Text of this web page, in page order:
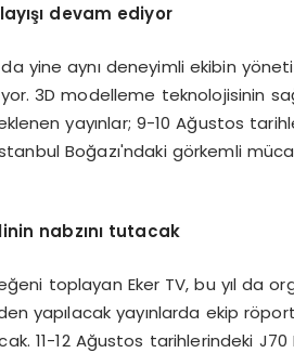
devam ediyor
yine aynı deneyimli ekibin
3D modelleme teknolojisinin
yayınlar; 9-10 Ağustos
Boğazı'ndaki görkemli
nabzını tutacak
toplayan Eker TV, bu yıl da
yapılacak yayınlarda ekip
11-12 Ağustos tarihlerindeki